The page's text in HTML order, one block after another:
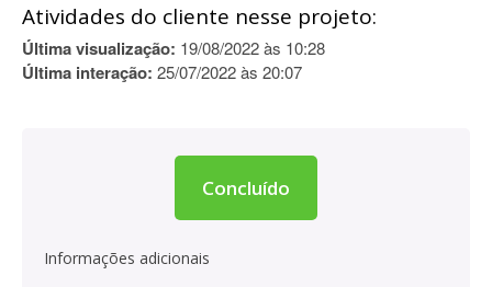
Atividades do cliente nesse projeto:
Última visualização: 19/08/2022 às 10:28
Última interação: 25/07/2022 às 20:07
Concluído
Informações adicionais